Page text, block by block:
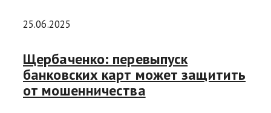
25.06.2025
Щербаченко: перевыпуск
банковских карт может защитить
от мошенничества